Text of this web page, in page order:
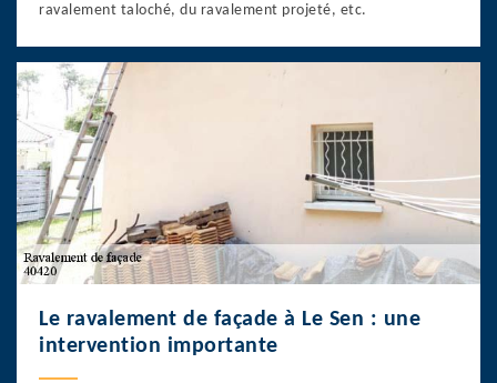
ravalement taloché, du ravalement projeté, etc.
Le ravalement de façade à Le Sen : une
intervention importante